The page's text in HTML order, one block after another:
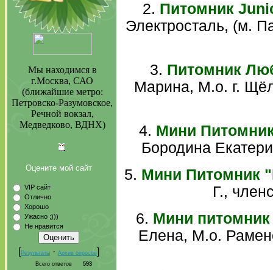
Мы находимся в
г.Москва, САО
(ближайшие метро:
Петровско-Разумовское,
Речной вокзал,
Медведково, ВДНХ)
Оцените мой сайт
VIP сайт
Отлично
Хорошо
Ужасно ;)))
Не нравится
[Результаты · Архив опросов]
Всего ответов 593
2. Питомник
Электросталь, (м.
3. Питомник
Марина, М.о. г.
4. Мини
Бородина
5. Мини Питомник
Г.,
6. Мини
Елена, М.о.